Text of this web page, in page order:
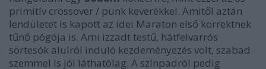
primitív crossover / punk keverékkel. Amitől aztán
lendületet is kapott az idei Maraton első korrektnek
tűnő pógója is. Ami izzadt testű, hátfelvarrós
sörtesók alulról induló kezdeményezés volt, szabad
szemmel is jól láthatólag. A színpadról pedig